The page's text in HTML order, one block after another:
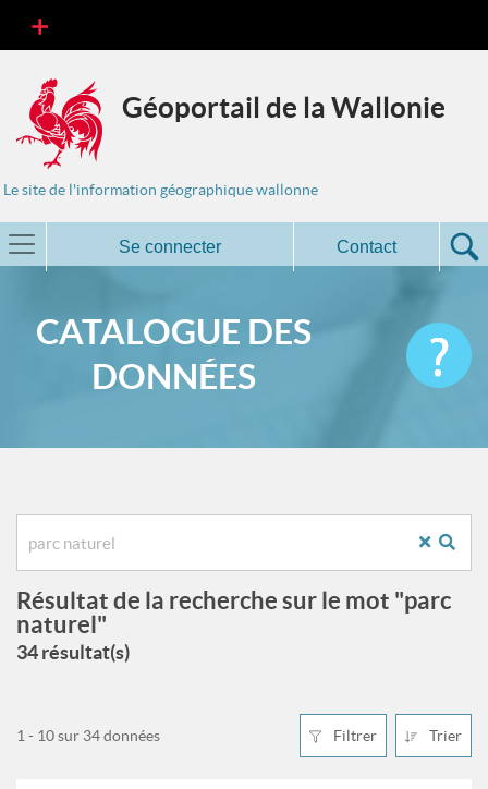
Géoportail de la Wallonie
Le site de l'information géographique wallonne
Se connecter Contact
CATALOGUE DES
DONNÉES
Résultat de la recherche sur le mot "parc
naturel"
34 résultat(s)
Filtrer Trier
1 - 10 sur 34 données